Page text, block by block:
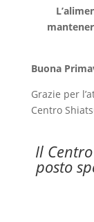
Buona
Grazie per
Centro
Il
posto